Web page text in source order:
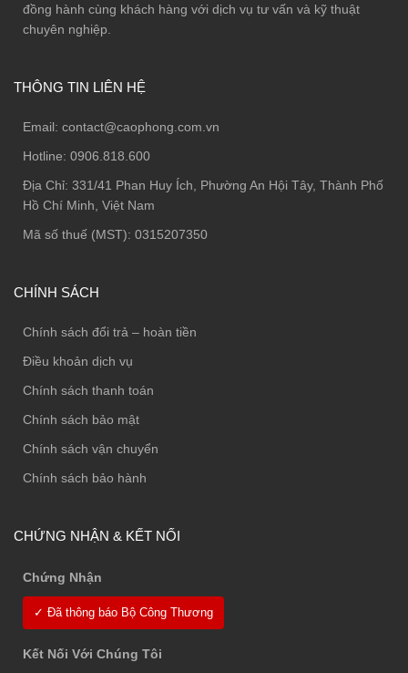
đồng hành cùng khách hàng với dịch vụ tư vấn và kỹ thuật
chuyên nghiệp.
THÔNG TIN LIÊN HỆ
Email: contact@caophong.com.vn
Hotline: 0906.818.600
Địa Chỉ: 331/41 Phan Huy Ích, Phường An Hội Tây, Thành Phố
Hồ Chí Minh, Việt Nam
Mã số thuế (MST): 0315207350
CHÍNH SÁCH
Chính sách đổi trả – hoàn tiền
Điều khoản dịch vụ
Chính sách thanh toán
Chính sách bảo mật
Chính sách vận chuyển
Chính sách bảo hành
CHỨNG NHẬN & KẾT NỐI
Chứng Nhận
✓ Đã thông báo Bộ Công Thương
Kết Nối Với Chúng Tôi